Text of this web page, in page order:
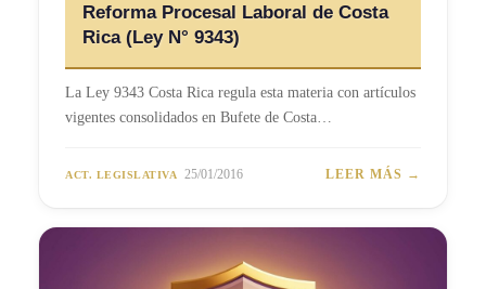
Reforma Procesal Laboral de Costa
Rica (Ley N° 9343)
La Ley 9343 Costa Rica regula esta materia con artículos
vigentes consolidados en Bufete de Costa…
ACT. LEGISLATIVA 25/01/2016 LEER MÁS →